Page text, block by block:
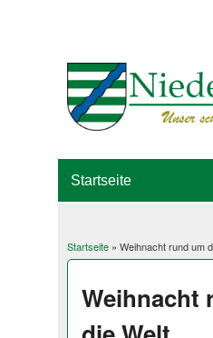
Sie sind hier
Startseite» Weihnacht rund um
Weihnacht